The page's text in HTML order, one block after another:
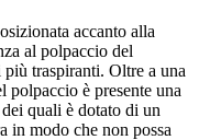
accanto alla
al polpaccio del
traspiranti. Oltre a una
polpaccio è presente una
quali è dotato di un
in modo che non possa